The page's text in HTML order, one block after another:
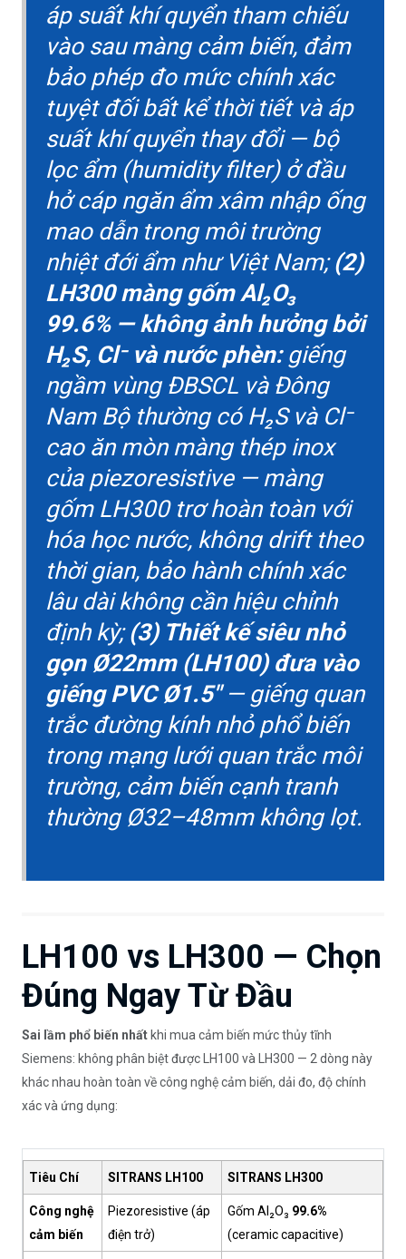
áp suất khí quyển tham chiếu
vào sau màng cảm biến, đảm
bảo phép đo mức chính xác
tuyệt đối bất kể thời tiết và áp
suất khí quyển thay đổi — bộ
lọc ẩm (humidity filter) ở đầu
hở cáp ngăn ẩm xâm nhập ống
mao dẫn trong môi trường
nhiệt đới ẩm như Việt Nam;(2)
LH300 màng gốm Al₂O₃
99.6% — không ảnh hưởng bởi
H₂S, Cl⁻ và nước phèn:giếng
ngầm vùng ĐBSCL và Đông
Nam Bộ thường có H₂S và Cl⁻
cao ăn mòn màng thép inox
của piezoresistive — màng
gốm LH300 trơ hoàn toàn với
hóa học nước, không drift theo
thời gian, bảo hành chính xác
lâu dài không cần hiệu chỉnh
định kỳ;(3) Thiết kế siêu nhỏ
gọn Ø22mm (LH100) đưa vào
giếng PVC Ø1.5"— giếng quan
trắc đường kính nhỏ phổ biến
trong mạng lưới quan trắc môi
trường, cảm biến cạnh tranh
thường Ø32–48mm không lọt.
LH100 vs LH300 — Chọn
Đúng Ngay Từ Đầu
Sai lầm phổ biến nhất khi mua cảm biến mức thủy tĩnh
Siemens: không phân biệt được LH100 và LH300 — 2 dòng này
khác nhau hoàn toàn về công nghệ cảm biến, dải đo, độ chính
xác và ứng dụng:
Tiêu Chí SITRANS LH100 SITRANS LH300
Công nghệ
cảm biến
Piezoresistive (áp
điện trở)
Gốm Al₂O₃ 99.6%
(ceramic capacitive)